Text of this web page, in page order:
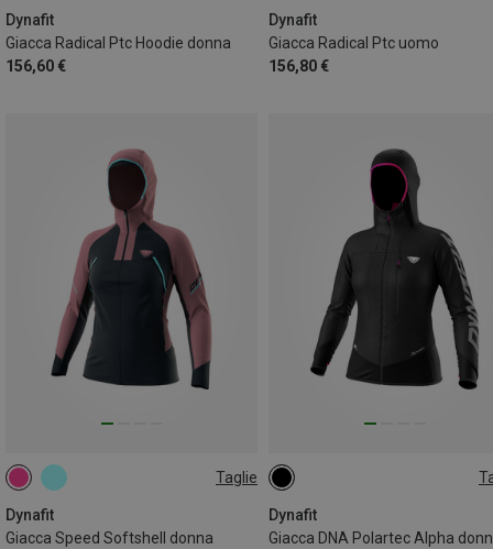
Dynafit
Giacca Radical Ptc Hoodie donna
156,60 €
Dynafit
Giacca Radical Ptc uomo
156,80 €
Taglie
Dynafit
Giacca Speed Softshell donna
S
Dynafit
Giacca DNA Polartec Alpha
M